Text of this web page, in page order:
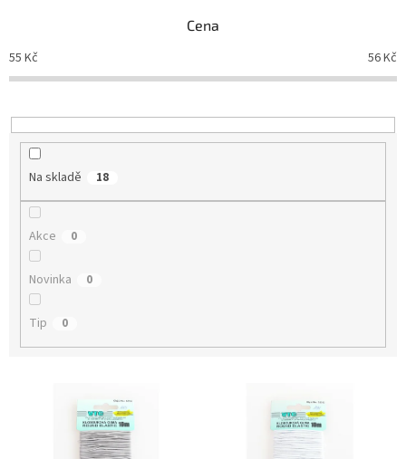
o
d
k
t
Cena
55 Kč 56Kč
Na skladě 18
Akce 0
Novinka 0
Tip 0